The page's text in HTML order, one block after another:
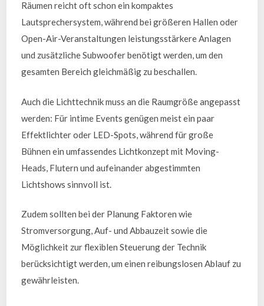
Räumen reicht oft schon ein kompaktes
Lautsprechersystem, während bei größeren Hallen oder
Open-Air-Veranstaltungen leistungsstärkere Anlagen
und zusätzliche Subwoofer benötigt werden, um den
gesamten Bereich gleichmäßig zu beschallen.
Auch die Lichttechnik muss an die Raumgröße angepasst
werden: Für intime Events genügen meist ein paar
Effektlichter oder LED-Spots, während für große
Bühnen ein umfassendes Lichtkonzept mit Moving-
Heads, Flutern und aufeinander abgestimmten
Lichtshows sinnvoll ist.
Zudem sollten bei der Planung Faktoren wie
Stromversorgung, Auf- und Abbauzeit sowie die
Möglichkeit zur flexiblen Steuerung der Technik
berücksichtigt werden, um einen reibungslosen Ablauf zu
gewährleisten.